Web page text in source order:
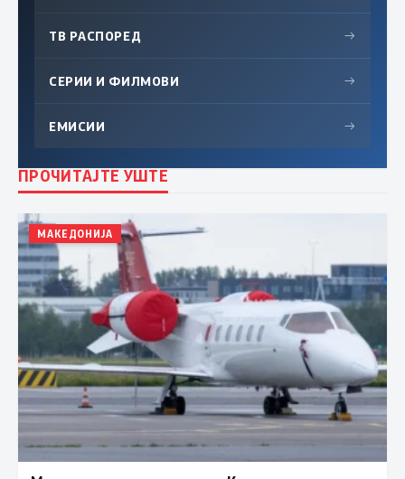
ТВ РАСПОРЕД →
СЕРИИ И ФИЛМОВИ →
ЕМИСИИ →
ПРОЧИТАЈТЕ УШТЕ
МАКЕДОНИЈА